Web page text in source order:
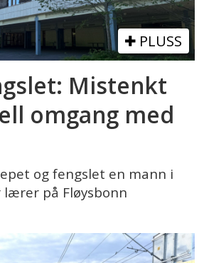
PLUSS
Mistenkt
omgang med
og fengslet en mann i
lærer på Fløysbonn